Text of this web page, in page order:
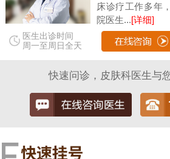
医生出诊时间
周一至周日全天
床诊疗工作多年
院医生...[详细]
快速问诊，皮肤科医生与